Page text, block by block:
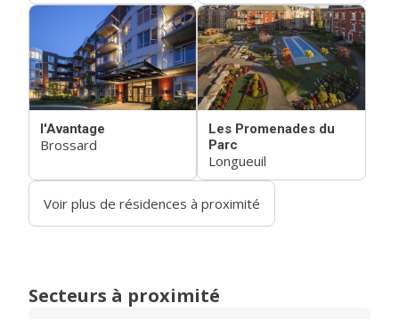
l'Avantage
Brossard
Les Promenades du
Parc
Longueuil
Voir plus de résidences à proximité
Secteurs à proximité